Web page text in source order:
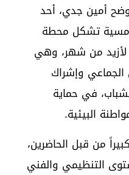
أمين جدي، أحد
تشكل محطة
لأزيد من شهر، وهي
وإشراك
في حماية
البيئية.
من قبل الحاضرين،
التنظيمي والفني